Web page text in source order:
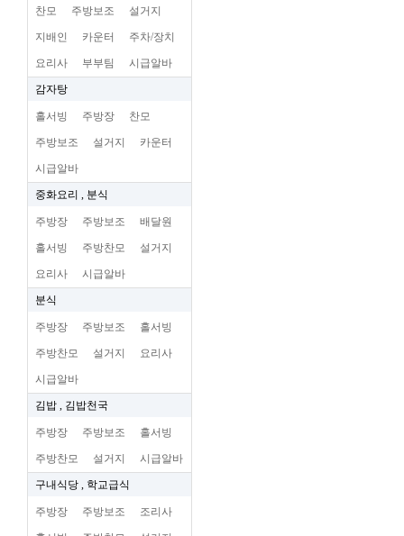
찬모 주방보조 설거지
지배인 카운터 주차/장치
요리사 부부팀 시급알바
감자탕
홀서빙 주방장 찬모
주방보조 설거지 카운터
시급알바
중화요리 , 분식
주방장 주방보조 배달원
홀서빙 주방찬모 설거지
요리사 시급알바
분식
주방장 주방보조 홀서빙
주방찬모 설거지 요리사
시급알바
김밥 , 김밥천국
주방장 주방보조 홀서빙
주방찬모 설거지 시급알바
구내식당 , 학교급식
주방장 주방보조 조리사